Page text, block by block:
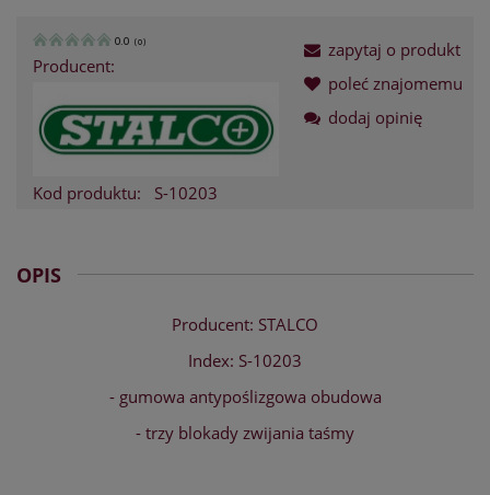
0.0 (0)
Producent:
Kod produktu: S-10203
zapytaj o produkt
poleć znajomemu
dodaj opinię
OPIS
Producent: STALCO
Index: S-10203
- gumowa antypoślizgowa obudowa
- trzy blokady zwijania taśmy